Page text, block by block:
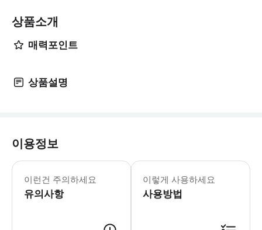
상품소개
매력포인트
상품설명
이용정보
이런건 주의하세요
유의사항
이렇게 사용하세요
사용방법